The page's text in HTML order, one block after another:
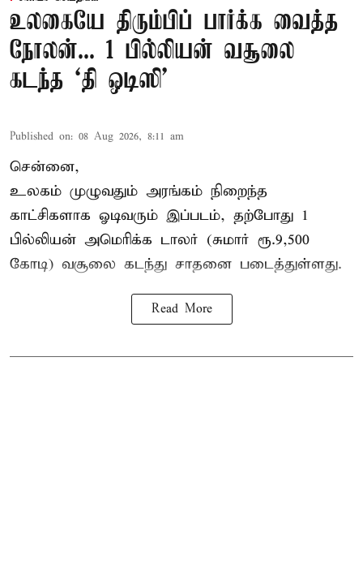
உலகையே திரும்பிப் பார்க்க வைத்த
நோலன்... 1 பில்லியன் வசூலை
கடந்த ‘தி ஒடிஸி’
Published on: 08 Aug 2026, 8:11 am
சென்னை,
உலகம் முழுவதும் அரங்கம் நிறைந்த
காட்சிகளாக ஓடிவரும் இப்படம், தற்போது 1
பில்லியன் அமெரிக்க டாலர் (சுமார் ரூ.9,500
கோடி) வசூலை கடந்து சாதனை படைத்துள்ளது.
Read More